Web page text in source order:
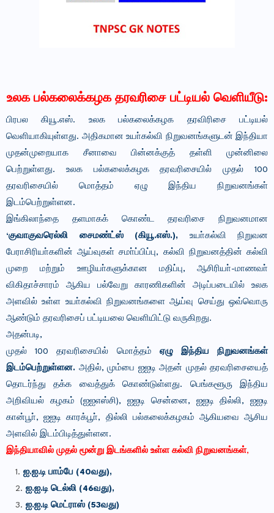
உலக பல்கலைக்கழக தரவரிசை பட்டியல் வெளியீடு:
பிரபல கியூ.எஸ். உலக பல்கலைக்கழக தரவிரிசை பட்டியல்
வெளியாகியுள்ளது. அதிகமான உயா்கல்வி நிறுவனங்களுடன் இந்தியா
முதன்முறையாக சீனாவை பின்னக்குத் தள்ளி முன்னிலை
பெற்றுள்ளது. உலக பல்கலைக்கழக தரவரிசையில் முதல் 100
தரவரிசையில் மொத்தம் ஏழு இந்திய நிறுவனங்கள்
இடம்பெற்றுள்ளன.
இங்கிலாந்தை தளமாகக் கொண்ட தரவரிசை நிறுவனமான
‘குவாகுவரெல்லி சைமண்ட்ஸ் (கியூ.எஸ்.), உயா்கல்வி நிறுவன
பேராசிரியா்களின் ஆய்வுகள் சமா்ப்பிப்பு, கல்வி நிறுவனத்தின் கல்வி
முறை மற்றும் ஊழியா்களுக்கான மதிப்பு, ஆசிரியா்-மாணவா்
விகிதாச்சாரம் ஆகிய பல்வேறு காரணிகளின் அடிப்படையில் உலக
அளவில் உள்ள உயா்கல்வி நிறுவனங்களை ஆய்வு செய்து ஒவ்வொரு
ஆண்டும் தரவரிசைப் பட்டியலை வெளியிட்டு வருகிறது.
அதன்படி,
முதல் 100 தரவரிசையில் மொத்தம் ஏழு இந்திய நிறுவனங்கள்
இடம்பெற்றுள்ளன. அதில், மும்பை ஐஐடி அதன் முதல் தரவரிசையைத்
தொடர்ந்து தக்க வைத்துக் கொண்டுள்ளது. பெங்களூரு இந்திய
அறிவியல் கழகம் (ஐஐஎஸ்சி), ஐஐடி சென்னை, ஐஐடி தில்லி, ஐஐடி
கான்பூா், ஐஐடி காரக்பூா், தில்லி பல்கலைக்கழகம் ஆகியவை ஆசிய
அளவில் இடம்பிடித்துள்ளன.
இந்தியாவில் முதல் மூன்று இடங்களில் உள்ள கல்வி நிறுவனங்கள்,
ஐ.ஐ.டி பாம்பே (40வது),
ஐ.ஐ.டி டெல்லி (46வது),
ஐ.ஐ.டி மெட்ராஸ் (53வது)